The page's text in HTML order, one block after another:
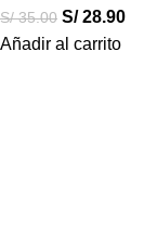
S/35.00 S/28.90
Añadir al carrito